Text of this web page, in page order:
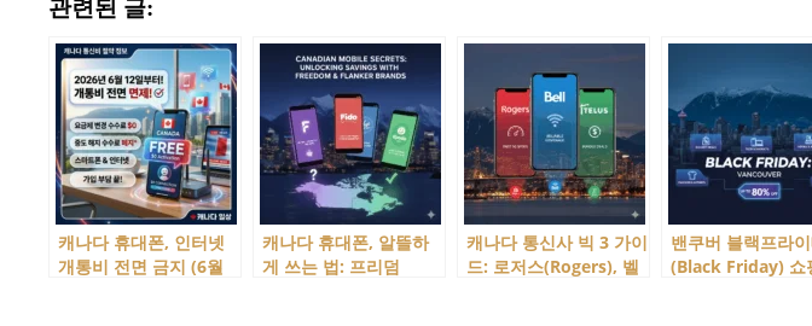
관련된 글:
캐나다 휴대폰, 인터넷
개통비 전면 금지 (6월
캐나다 휴대폰, 알뜰하
게 쓰는 법: 프리덤
캐나다 통신사 빅 3 가이
드: 로저스(Rogers), 벨
밴쿠버 블랙프라
(Black Friday) 쇼